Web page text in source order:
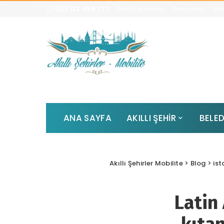
ANA SAYFA AKILLI ŞEHİR
Akıllı Şehirler Mobilite> Blog >
Latin